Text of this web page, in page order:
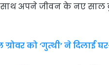
साथ अपने जीवन के नए
को ‘गुत्थी’ ने दिलाई